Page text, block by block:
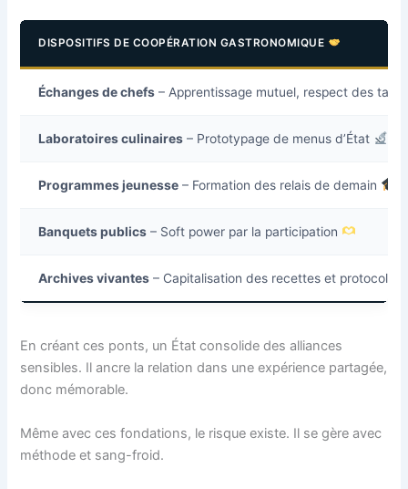
DISPOSITIFS DE COOPÉRATION GASTRONOMIQUE
Échanges de chefs – Apprentissage mutuel, respect des
Laboratoires culinaires – Prototypage de menus d’État
Programmes jeunesse – Formation des relais de demain
Banquets publics – Soft power par la participation
Archives vivantes – Capitalisation des recettes et protocoles
En créant ces ponts, un État consolide des alliances
sensibles. Il ancre la relation dans une expérience partagée,
donc mémorable.
Même avec ces fondations, le risque existe. Il se gère avec
méthode et sang-froid.